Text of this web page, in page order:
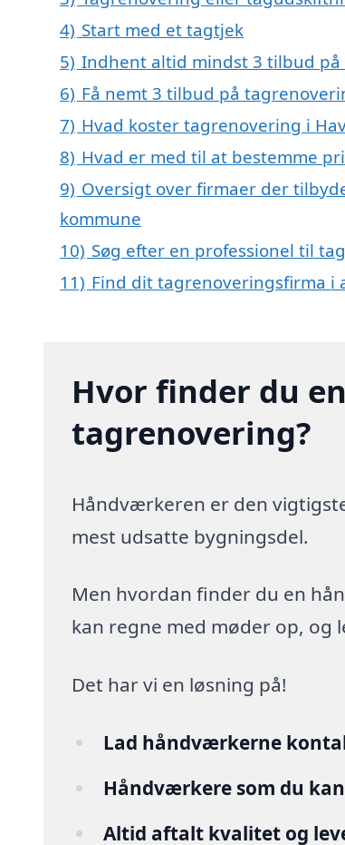
4) Start med et tagtjek
5) Indhent altid mindst 3 tilbud
6) Få nemt 3 tilbud på
7) Hvad koster tagrenovering i
8) Hvad er med til at bestemme
9) Oversigt over firmaer der
kommune
10) Søg efter en professionel til
11) Find dit tagrenoveringsfirma i
Hvor finder du
tagrenovering?
Håndværkeren er den
mest udsatte bygningsdel.
Men hvordan finder du en
kan regne med møder op, og
Det har vi en løsning på!
Lad håndværkerne
Håndværkere som du
Altid aftalt kvalitet og